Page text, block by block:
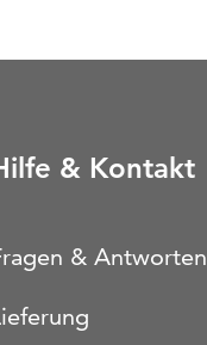
& Kontakt
& Antworten